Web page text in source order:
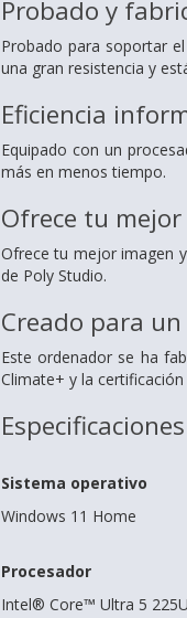
Probado y
Probado para soportar
una gran resistencia y
Eficiencia
Equipado con un
más en menos tiempo.
Ofrece tu
Ofrece tu mejor imagen
de Poly Studio.
Creado para
Este ordenador se ha
Climate+ y la certificación
Especificaciones
Sistema operativo
Windows 11 Home
Procesador
Intel® Core™ Ultra 5